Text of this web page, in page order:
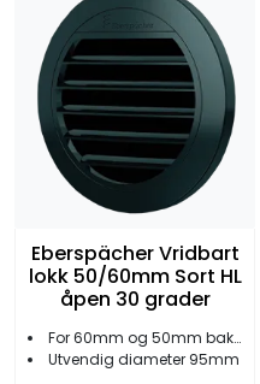
Eberspächer Vridbart
lokk 50/60mm Sort HL
åpen 30 grader
For 60mm og 50mm bakstykker
Utvendig diameter 95mm